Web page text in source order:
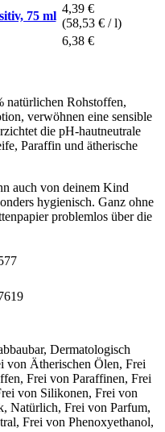
75 ml
4,39 €
(58,53 € / l)
6,38 €
natürlichen Rohstoffen,
verwöhnen eine sensible
die pH-hautneutrale
Paraffin und ätherische
auch von deinem Kind
hygienisch. Ganz ohne
problemlos über die
Dermatologisch
von Ätherischen Ölen, Frei
Frei von Paraffinen, Frei
von Silikonen, Frei von
Natürlich, Frei von Parfum,
Frei von Phenoxyethanol,